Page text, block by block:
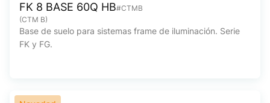
FK 8 BASE 60Q HB#CTMB
(CTM B)
Base de suelo para sistemas frame de iluminación. Serie
FK y FG.